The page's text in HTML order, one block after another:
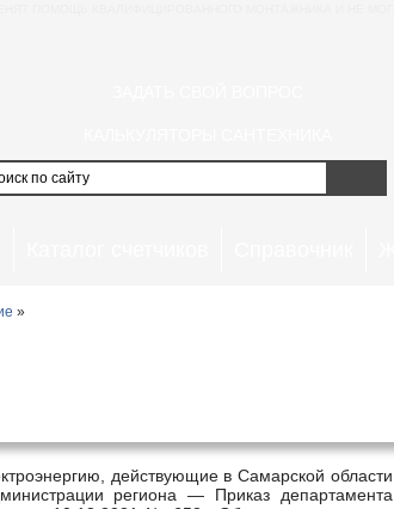
»
региона — Приказ департамента